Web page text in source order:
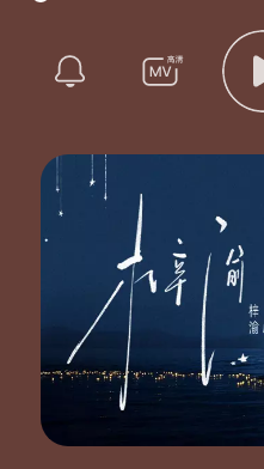
HighなBeatで朝まで踊
生まれ変われるブギ
踊り方が分からなけり
FEELIN' GROOVIN'
やっと出番さ本能 You
人生もすべてが
理屈やルールなんて
歪んだ LIFE You
Fu-Fu 胜负は最後まで
Fu-Fu 分からない そ
胜ったら「自信」が
ノンストップで踊り続
ダンスフロアー１人占